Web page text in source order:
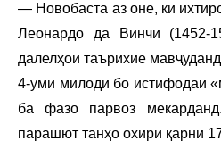
— Новобаста аз оне, ки
Леонардо да Винчи (1452-
далелҳои таърихие
4-уми милодӣ бо истифодаи
ба фазо парвоз
парашют танҳо охири қарни